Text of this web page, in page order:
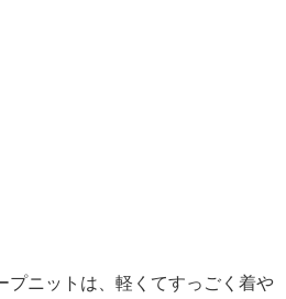
プニットは、軽くてすっごく着や